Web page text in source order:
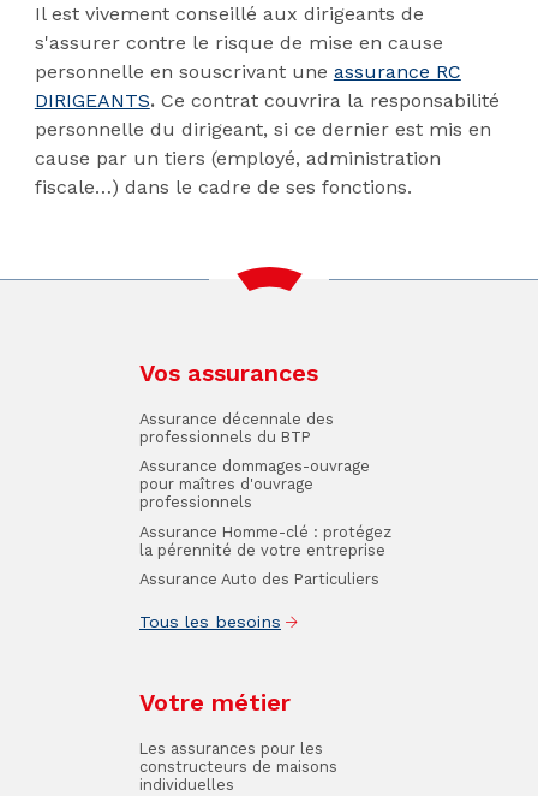
Il est vivement conseillé aux dirigeants de
s'assurer contre le risque de mise en cause
personnelle en souscrivant une assurance RC
DIRIGEANTS.Ce contrat couvrira la responsabilité
personnelle du dirigeant, si ce dernier est mis en
cause par un tiers (employé, administration
fiscale…) dans le cadre de ses fonctions.
Vos assurances
Assurance décennale des
professionnels du BTP
Assurance dommages-ouvrage
pour maîtres d'ouvrage
professionnels
Assurance Homme-clé : protégez
la pérennité de votre entreprise
Assurance Auto des Particuliers
Tous les besoins
Votre métier
Les assurances pour les
constructeurs de maisons
individuelles